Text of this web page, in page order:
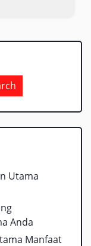
Utama
Anda
Manfaat